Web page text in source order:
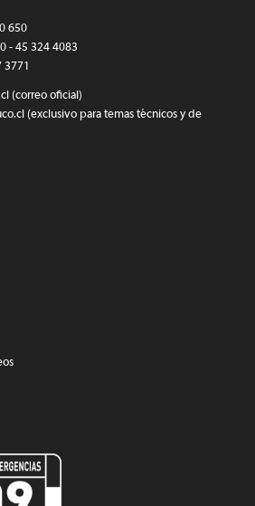
650
- 45 324 4083
3771
(correo oficial)
(exclusivo para temas técnicos y de